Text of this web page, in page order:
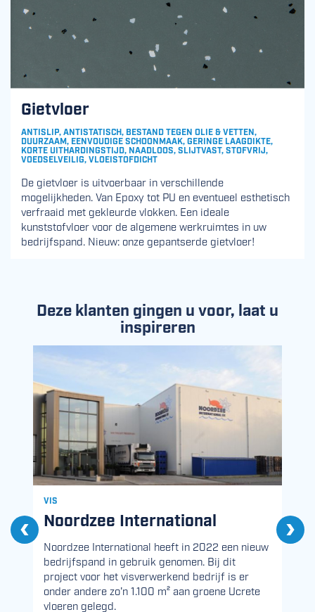
Gietvloer
ANTISLIP, ANTISTATISCH, BESTAND TEGEN OLIE & VETTEN,
DUURZAAM, EENVOUDIGE SCHOONMAAK, GERINGE LAAGDIKTE,
KORTE UITHARDINGSTIJD, NAADLOOS, SLIJTVAST, STOFVRIJ,
VOEDSELVEILIG, VLOEISTOFDICHT
De gietvloer is uitvoerbaar in verschillende
mogelijkheden. Van Epoxy tot PU en eventueel esthetisch
verfraaid met gekleurde vlokken. Een ideale
kunststofvloer voor de algemene werkruimtes in uw
bedrijfspand. Nieuw: onze gepantserde gietvloer!
Deze klanten gingen u voor, laat u
inspireren
Vorige
VIS
Noordzee International
Noordzee International heeft in 2022 een nieuw
bedrijfspand in gebruik genomen. Bij dit
project voor het visverwerkend bedrijf is er
onder andere zo'n 1.100 m² aan groene Ucrete
vloeren gelegd.